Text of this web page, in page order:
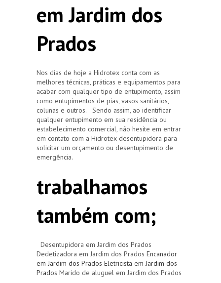
em Jardim dos
Prados
Nos dias de hoje a Hidrotex conta com as
melhores técnicas, práticas e equipamentos para
acabar com qualquer tipo de entupimento, assim
como entupimentos de pias, vasos sanitários,
colunas e outros. Sendo assim, ao identificar
qualquer entupimento em sua residência ou
estabelecimento comercial, não hesite em entrar
em contato com a Hidrotex desentupidora para
solicitar um orçamento ou desentupimento de
emergência.
trabalhamos
também com;
Desentupidora em Jardim dos Prados
Dedetizadora em Jardim dos Prados Encanador
em Jardim dos Prados Eletricista em Jardim dos
Prados Marido de aluguel em Jardim dos Prados